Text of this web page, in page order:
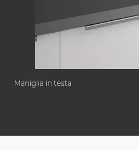
Maniglia in testa